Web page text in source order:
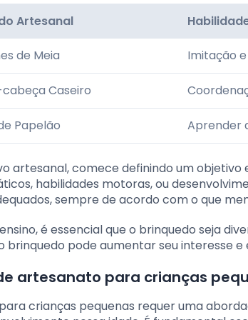
Artesanal
de Meia Imitação
Caseiro
Papelão Aprender
artesanal, comece definindo um objetivo
habilidades motoras, ou
sempre de acordo com o que
é essencial que o brinquedo seja
brinquedo pode aumentar seu interesse e
artesanato para crianças
crianças pequenas requer uma